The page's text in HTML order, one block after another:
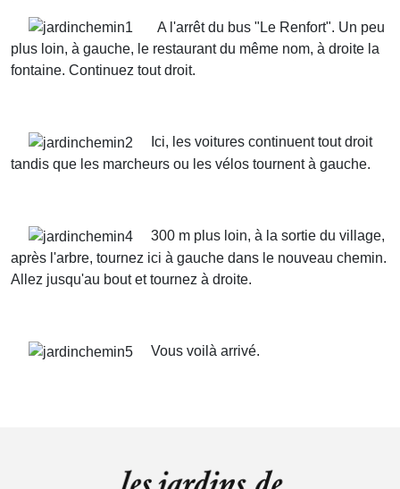
A l'arrêt du bus "Le Renfort". Un peu
plus loin, à gauche, le restaurant du même nom, à droite la
fontaine. Continuez tout droit.
Ici, les voitures continuent tout droit
tandis que les marcheurs ou les vélos tournent à gauche.
300 m plus loin, à la sortie du village,
après l'arbre, tournez ici à gauche dans le nouveau chemin.
Allez jusqu'au bout et tournez à droite.
Vous voilà arrivé.